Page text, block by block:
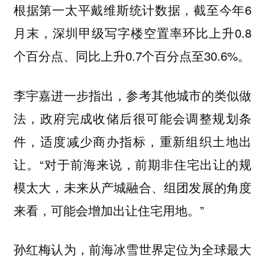
根据第一太平戴维斯统计数据，截至今年6
月末，深圳甲级写字楼空置率环比上升0.8
个百分点、同比上升0.7个百分点至30.6%。
李宇嘉进一步指出，参考其他城市的类似做
法，政府完成收储后很可能会调整规划条
件，适度减少商办指标，重新组织土地出
让。“对于前海来说，前期非住宅出让的规
模太大，未来从产城融合、组团发展的角度
来看，可能会增加出让住宅用地。”
孙红梅认为，前海冰雪世界定位为全球最大